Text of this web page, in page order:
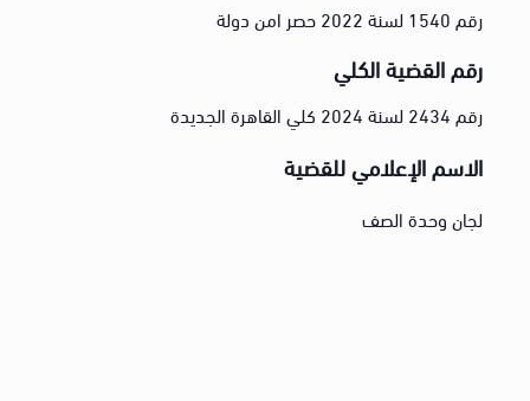
رقم 1540 لسنة 2022 حصر امن دولة
رقم القضية الكلي
رقم 2434 لسنة 2024 كلي القاهرة الجديدة
الاسم الإعلامي للقضية
لجان وحدة الصف